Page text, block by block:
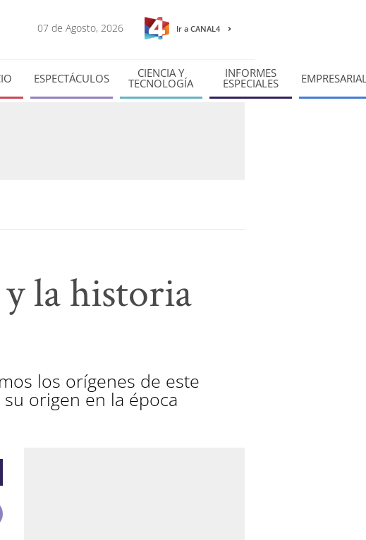
07 de Agosto, 2026 Ir a CANAL4
ESPECTÁCULOS CIENCIA Y
TECNOLOGÍA
INFORMES
ESPECIALES
la historia
los orígenes de este
origen en la época